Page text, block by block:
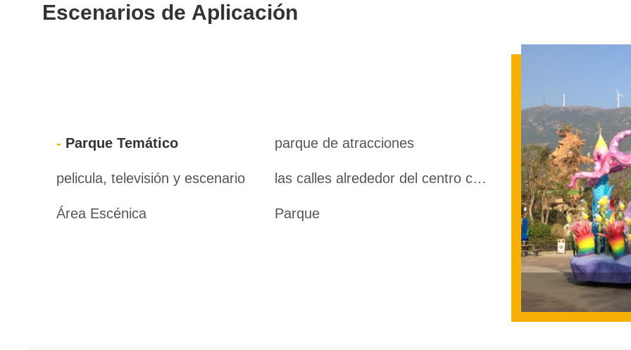
Escenarios de Aplicación
Parque Temático parque de atracciones
pelicula, televisión y escenario las calles alrededor del centro comercial
Área Escénica Parque